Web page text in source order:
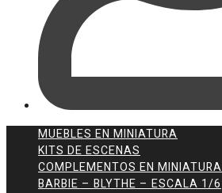
MUEBLES EN MINIATURA
KITS DE ESCENAS
COMPLEMENTOS EN MINIATURA
BARBIE – BLYTHE – ESCALA 1/6